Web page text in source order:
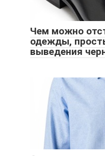
Чем можно
одежды,
выведения